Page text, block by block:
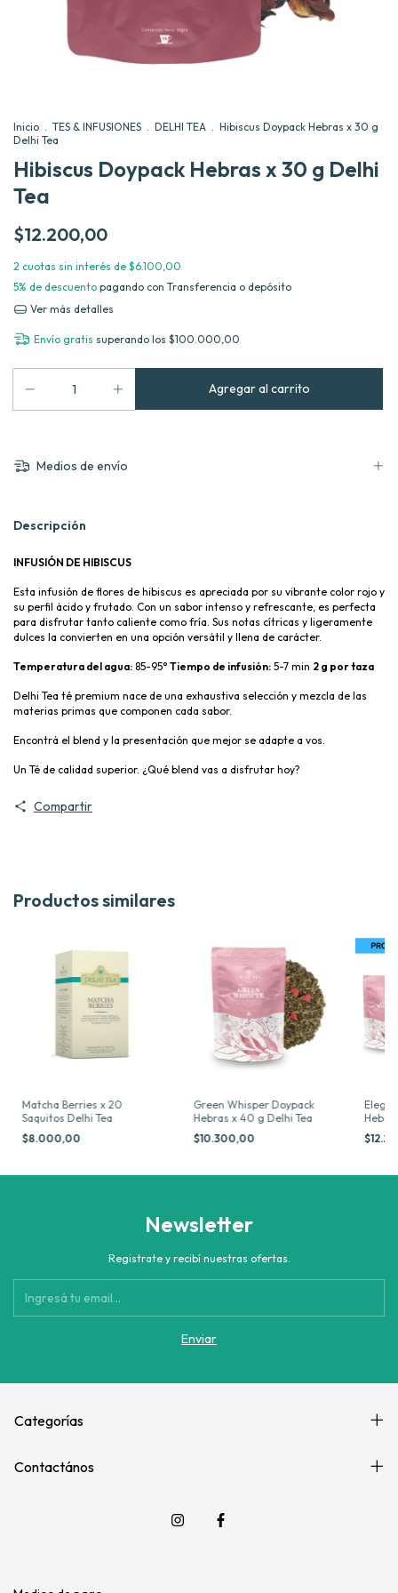
Inicio . TES & INFUSIONES . DELHI TEA . Hibiscus Doypack Hebras x 30 g
Delhi Tea
Hibiscus Doypack Hebras x 30 g Delhi
Tea
$12.200,00
2 cuotas sin interés de $6.100,00
5% de descuento pagando con Transferencia o depósito
Ver más detalles
Envío gratis superando los $100.000,00
Medios de envío
Descripción
INFUSIÓN DE HIBISCUS
Esta infusión de flores de hibiscus es apreciada por su vibrante color rojo y
su perfil ácido y frutado. Con un sabor intenso y refrescante, es perfecta
para disfrutar tanto caliente como fría. Sus notas cítricas y ligeramente
dulces la convierten en una opción versátil y llena de carácter.
Temperatura del agua: 85-95° Tiempo de infusión: 5-7 min 2 g por taza
Delhi Tea té premium nace de una exhaustiva selección y mezcla de las
materias primas que componen cada sabor.
Encontrá el blend y la presentación que mejor se adapte a vos.
Un Té de calidad superior. ¿Qué blend vas a disfrutar hoy?
Compartir
Productos similares
Matcha Berries x 20
Saquitos Delhi Tea
$8.000,00
Green Whisper Doypack
Hebras x 40 g Delhi Tea
$10.300,00
Elegi
Newsletter
Registrate y recibí nuestras ofertas.
Categorías
Contactános